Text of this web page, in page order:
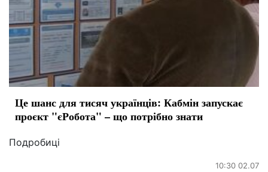
Це шанс для тисяч українців: Кабмін запускає
проєкт "єРобота" – що потрібно знати
Подробиці
10:30 02.07